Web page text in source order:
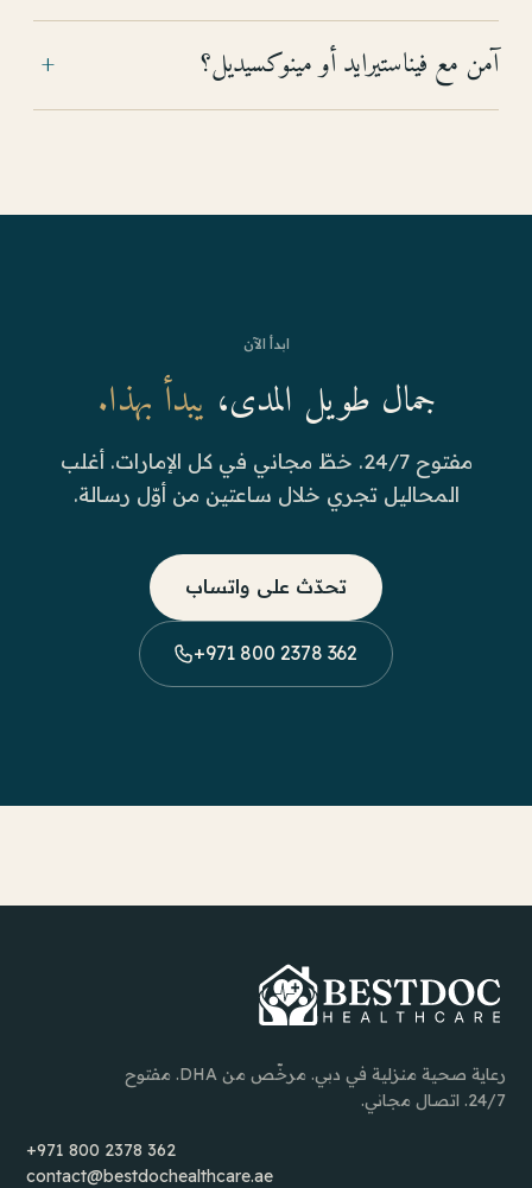
آمن مع فيناستيرايد أو مينوكسيديل؟
+
ابدأ الآن
جمال طويل المدى، يبدأ بهذا.
مفتوح 24/7. خطّ مجاني في كل الإمارات. أغلب
المحاليل تجري خلال ساعتين من أوّل رسالة.
تحدّث على واتساب
+971 800 2378 362
رعاية صحية منزلية في دبي. مرخّص من DHA. مفتوح
24/7. اتصال مجاني.
+971 800 2378 362
contact@bestdochealthcare.ae